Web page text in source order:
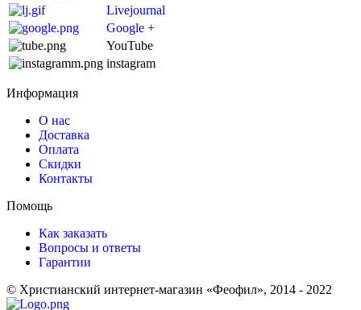
Livejournal
Google +
YouTube
instagram
Информация
О нас
Доставка
Оплата
Скидки
Контакты
Помощь
Как заказать
Вопросы и ответы
Гарантии
© Христианский интернет-магазин «Феофил», 2014 - 2022